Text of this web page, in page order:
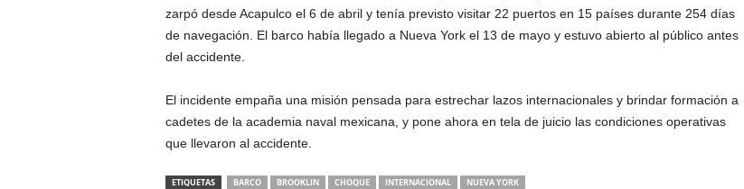
zarpó desde Acapulco el 6 de abril y tenía previsto visitar 22 puertos en 15 países durante 254 días
de navegación. El barco había llegado a Nueva York el 13 de mayo y estuvo abierto al público antes
del accidente.
El incidente empaña una misión pensada para estrechar lazos internacionales y brindar formación a
cadetes de la academia naval mexicana, y pone ahora en tela de juicio las condiciones operativas
que llevaron al accidente.
ETIQUETAS BARCO BROOKLIN CHOQUE INTERNACIONAL NUEVA YORK